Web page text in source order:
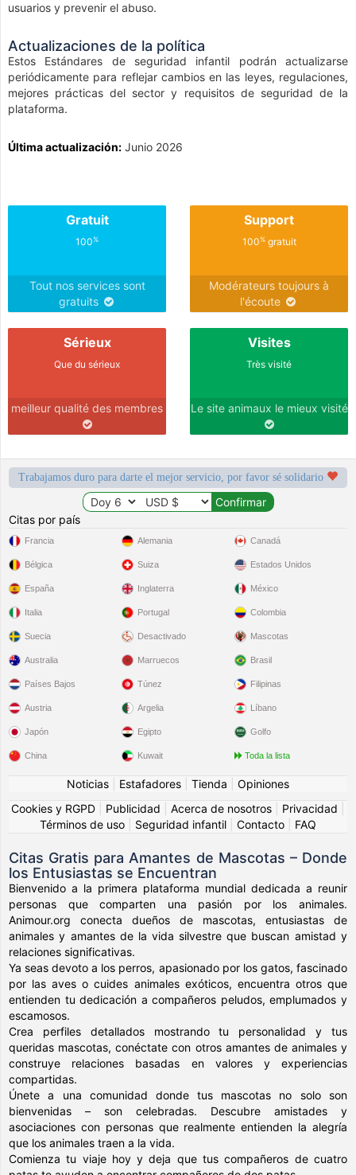
usuarios y prevenir el abuso.
Actualizaciones de la política
Estos Estándares de seguridad infantil podrán actualizarse
periódicamente para reflejar cambios en las leyes, regulaciones,
mejores prácticas del sector y requisitos de seguridad de la
plataforma.
Última actualización: Junio 2026
Gratuit
100%
Tout nos services sont
gratuits
Support
100%gratuit
Modérateurs toujours à
l'écoute
Sérieux
Que du sérieux
meilleur qualité des membres
Visites
Très visité
Le site animaux le mieux visité
Trabajamos duro para darte el mejor servicio, por favor sé solidario
Citas por país
Francia
Bélgica
España
Italia
Suecia
Alemania
Suiza
Inglaterra
Portugal
Desactivado
Canadá
Estados Unidos
México
Colombia
Mascotas
Australia
Países Bajos
Austria
Japón
China
Marruecos
Túnez
Argelia
Egipto
Kuwait
Brasil
Filipinas
Líbano
Golfo
Toda la lista
Noticias Estafadores Tienda
Opiniones
Cookies y RGPD
Publicidad Acerca de nosotros Privacidad
Términos de uso
Seguridad infantil Contacto FAQ
Citas Gratis para Amantes de Mascotas – Donde
los Entusiastas se Encuentran
Bienvenido a la primera plataforma mundial dedicada a reunir
personas que comparten una pasión por los animales.
Animour.org conecta dueños de mascotas, entusiastas de
animales y amantes de la vida silvestre que buscan amistad y
relaciones significativas.
Ya seas devoto a los perros, apasionado por los gatos, fascinado
por las aves o cuides animales exóticos, encuentra otros que
entienden tu dedicación a compañeros peludos, emplumados y
escamosos.
Crea perfiles detallados mostrando tu personalidad y tus
queridas mascotas, conéctate con otros amantes de animales y
construye relaciones basadas en valores y experiencias
compartidas.
Únete a una comunidad donde tus mascotas no solo son
bienvenidas – son celebradas. Descubre amistades y
asociaciones con personas que realmente entienden la alegría
que los animales traen a la vida.
Comienza tu viaje hoy y deja que tus compañeros de cuatro